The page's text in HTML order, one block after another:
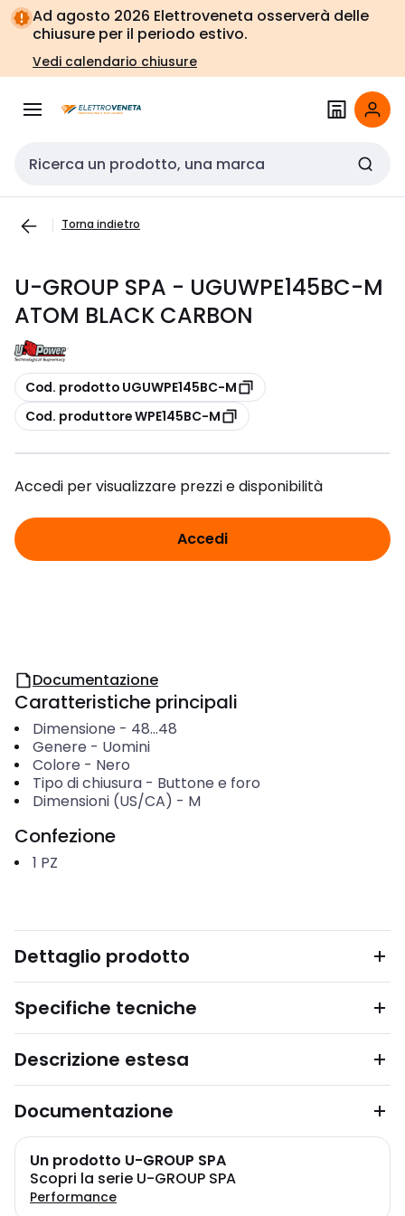
Vai alla
navigazione
Vai
alla
pagina
Ad agosto 2026 Elettroveneta osserverà delle
chiusure per il periodo estivo.
Vedi calendario chiusure
Cerca input
Torna indietro
U-GROUP SPA - UGUWPE145BC-M
ATOM BLACK CARBON
copia
Cod. prodotto UGUWPE145BC-M
copia
Cod. produttore WPE145BC-M
Accedi per visualizzare prezzi e disponibilità
Accedi
Documentazione
Caratteristiche principali
Dimensione - 48...48
Genere - Uomini
Colore - Nero
Tipo di chiusura- Buttone e foro
Dimensioni (US/CA) - M
Confezione
1 PZ
Dettaglio prodotto
Specifiche tecniche
Descrizione estesa
Documentazione
Un prodotto U-GROUP SPA
Scopri la serie U-GROUP SPA
Performance